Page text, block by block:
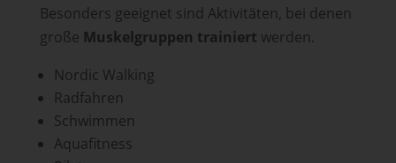
Besonders geeignet sind Aktivitäten, bei denen
große Muskelgruppen trainiert werden.
Nordic Walking
Radfahren
Schwimmen
Aquafitness